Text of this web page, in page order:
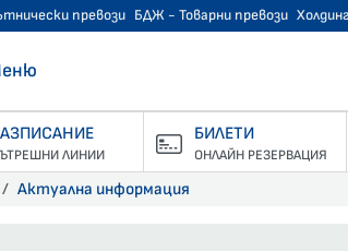
превози БДЖ - Товарни превози
ЛИНИИ
БИЛЕТИ
ОНЛАЙН РЕЗЕРВАЦИЯ
Актуална информация